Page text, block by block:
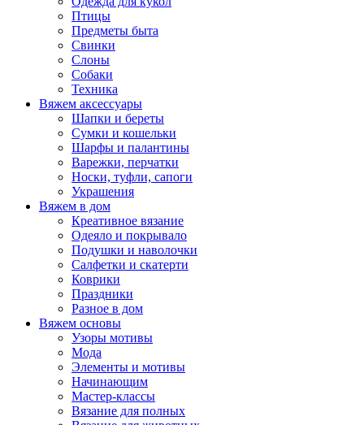
Птицы
Предметы быта
Свинки
Слоны
Собаки
Техника
Вяжем аксессуары
Шапки и береты
Сумки и кошельки
Шарфы и палантины
Варежки, перчатки
Носки, туфли, сапоги
Украшения
Вяжем в дом
Креативное вязание
Одеяло и покрывало
Подушки и наволочки
Салфетки и скатерти
Коврики
Праздники
Разное в дом
Вяжем основы
Узоры мотивы
Мода
Элементы и мотивы
Начинающим
Мастер-классы
Вязание для полных